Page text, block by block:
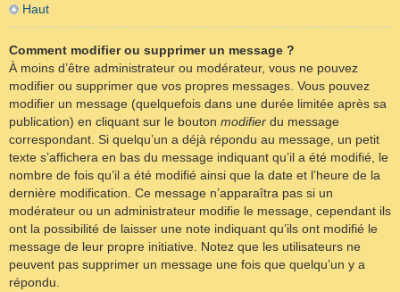
Haut
Comment modifier ou supprimer un message ?
À moins d’être administrateur ou modérateur, vous ne pouvez
modifier ou supprimer que vos propres messages. Vous pouvez
modifier un message (quelquefois dans une durée limitée après sa
publication) en cliquant sur le bouton modifier du message
correspondant. Si quelqu’un a déjà répondu au message, un petit
texte s’affichera en bas du message indiquant qu’il a été modifié, le
nombre de fois qu’il a été modifié ainsi que la date et l’heure de la
dernière modification. Ce message n’apparaîtra pas si un
modérateur ou un administrateur modifie le message, cependant ils
ont la possibilité de laisser une note indiquant qu’ils ont modifié le
message de leur propre initiative. Notez que les utilisateurs ne
peuvent pas supprimer un message une fois que quelqu’un y a
répondu.